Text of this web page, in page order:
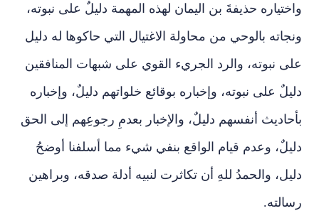
واختياره حذيفةَ بن اليمان لهذه المهمة دليلٌ على نبوته،
ونجاته بالوحي من محاولة الاغتيال التي حاكوها له دليل
على نبوته، والرد الجريء القوي على شبهات المنافقين
دليلٌ على نبوته، وإخباره بوقائع خلواتهم دليلٌ، وإخباره
بأحاديث أنفسهم دليلٌ، والإخبار بعدمِ رجوعِهم إلى الحق
دليلٌ، وعدم قيام الواقع بنفي شيء مما أسلفنا أوضحُ
دليل، والحمدُ للهِ أن تكاثرت لنبيه أدلة صدقه، وبراهين
رسالته.